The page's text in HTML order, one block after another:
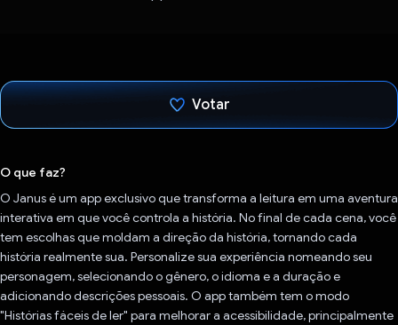
Votar
O que faz?
O Janus é um app exclusivo que transforma a leitura em uma aventura
interativa em que você controla a história. No final de cada cena, você
tem escolhas que moldam a direção da história, tornando cada
história realmente sua. Personalize sua experiência nomeando seu
personagem, selecionando o gênero, o idioma e a duração e
adicionando descrições pessoais. O app também tem o modo
"Histórias fáceis de ler" para melhorar a acessibilidade, principalmente